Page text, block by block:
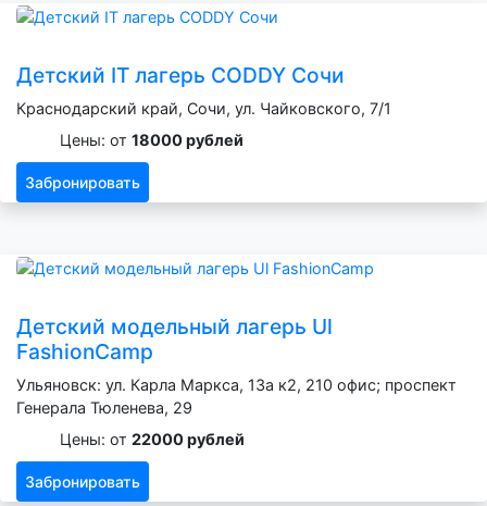
Детский IT лагерь CODDY Сочи
Краснодарский край, Сочи, ул. Чайковского, 7/1
Цены: от 18000 рублей
Забронировать
Детский модельный лагерь Ul
FashionCamp
Ульяновск: ул. Карла Маркса, 13а к2, 210 офис; проспект
Генерала Тюленева, 29
Цены: от 22000 рублей
Забронировать